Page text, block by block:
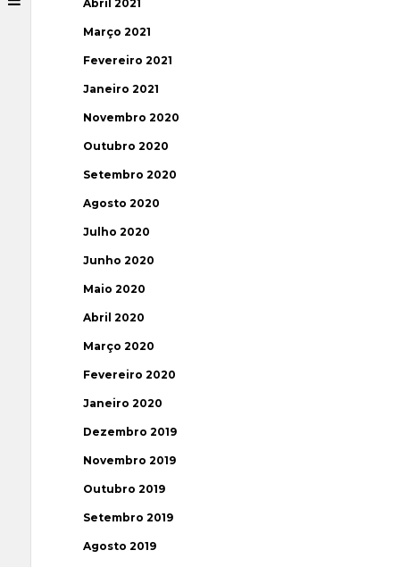
Abril 2021
Março 2021
Fevereiro 2021
Janeiro 2021
Novembro 2020
Outubro 2020
Setembro 2020
Agosto 2020
Julho 2020
Junho 2020
Maio 2020
Abril 2020
Março 2020
Fevereiro 2020
Janeiro 2020
Dezembro 2019
Novembro 2019
Outubro 2019
Setembro 2019
Agosto 2019